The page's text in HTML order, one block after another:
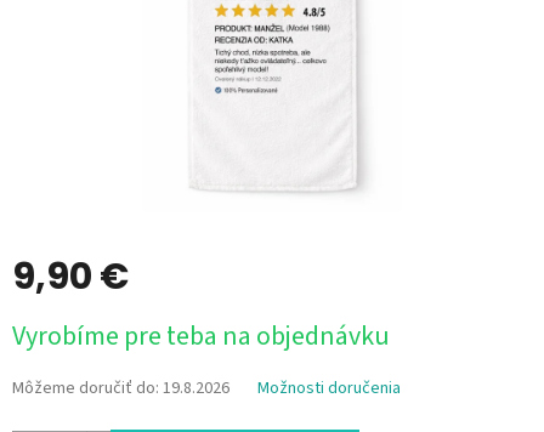
9,90 €
cena:
Vyrobíme pre teba na objednávku
Môžeme doručiť do: 19.8.2026 Možnosti doručenia